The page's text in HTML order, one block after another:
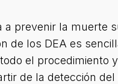
prevenir la muerte
de los DEA es
el procedimiento
de la detección